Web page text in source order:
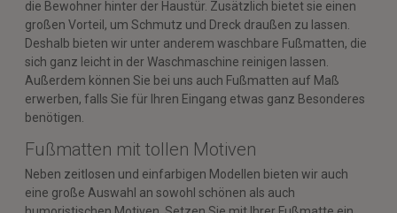
die Bewohner hinter der Haustür. Zusätzlich bietet sie einen
großen Vorteil, um Schmutz und Dreck draußen zu lassen.
Deshalb bieten wir unter anderem waschbare Fußmatten, die
sich ganz leicht in der Waschmaschine reinigen lassen.
Außerdem können Sie bei uns auch Fußmatten auf Maß
erwerben, falls Sie für Ihren Eingang etwas ganz Besonderes
benötigen.
Fußmatten mit tollen Motiven
Neben zeitlosen und einfarbigen Modellen bieten wir auch
eine große Auswahl an sowohl schönen als auch